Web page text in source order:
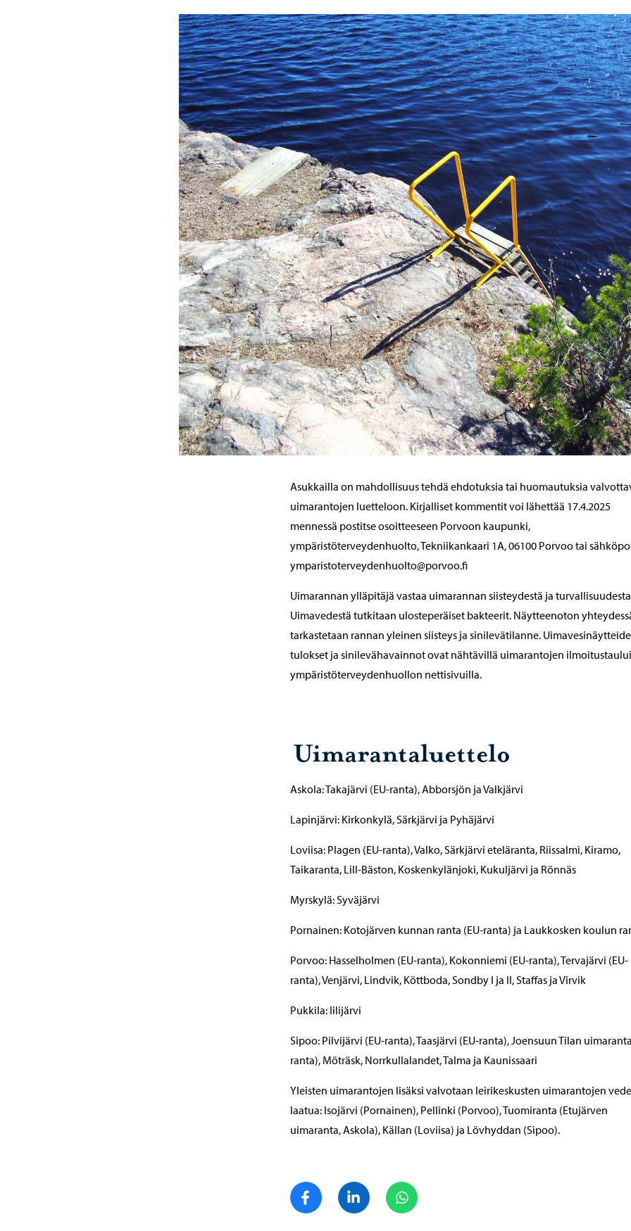
Asukkailla on mahdollisuus tehdä ehdotuksia tai huomautuksia
uimarantojen luetteloon. Kirjalliset kommentit voi lähettää 17.4.2025
mennessä postitse osoitteeseen Porvoon kaupunki,
ympäristöterveydenhuolto, Tekniikankaari 1A, 06100 Porvoo tai
ymparistoterveydenhuolto@porvoo.fi
Uimarannan ylläpitäjä vastaa uimarannan siisteydestä ja
Uimavedestä tutkitaan ulosteperäiset bakteerit. Näytteenoton
tarkastetaan rannan yleinen siisteys ja sinilevätilanne.
tulokset ja sinilevähavainnot ovat nähtävillä uimarantojen
ympäristöterveydenhuollon nettisivuilla.
Uimarantaluettelo
Askola: Takajärvi (EU-ranta), Abborsjön ja Valkjärvi
Lapinjärvi: Kirkonkylä, Särkjärvi ja Pyhäjärvi
Loviisa: Plagen (EU-ranta), Valko, Särkjärvi eteläranta, Riissalmi, Kiramo,
Taikaranta, Lill-Bäston, Koskenkylänjoki, Kukuljärvi ja Rönnäs
Myrskylä: Syväjärvi
Pornainen: Kotojärven kunnan ranta (EU-ranta) ja Laukkosken koulun
Porvoo: Hasselholmen (EU-ranta), Kokonniemi (EU-ranta), Tervajärvi (EU-
ranta), Venjärvi, Lindvik, Köttboda, Sondby I ja II, Staffas ja Virvik
Pukkila: Iilijärvi
Sipoo: Pilvijärvi (EU-ranta), Taasjärvi (EU-ranta), Joensuun Tilan
ranta), Möträsk, Norrkullalandet, Talma ja Kaunissaari
Yleisten uimarantojen lisäksi valvotaan leirikeskusten uimarantojen
laatua: Isojärvi (Pornainen), Pellinki (Porvoo), Tuomiranta (Etujärven
uimaranta, Askola), Källan (Loviisa) ja Lövhyddan (Sipoo).
Jaa FacebookJaa LinkedIn